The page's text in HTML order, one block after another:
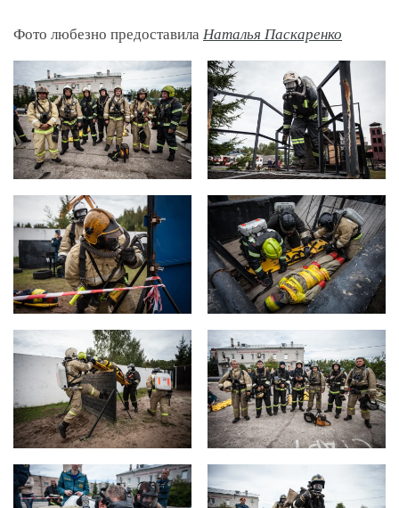
Фото любезно предоставила Наталья Паскаренко